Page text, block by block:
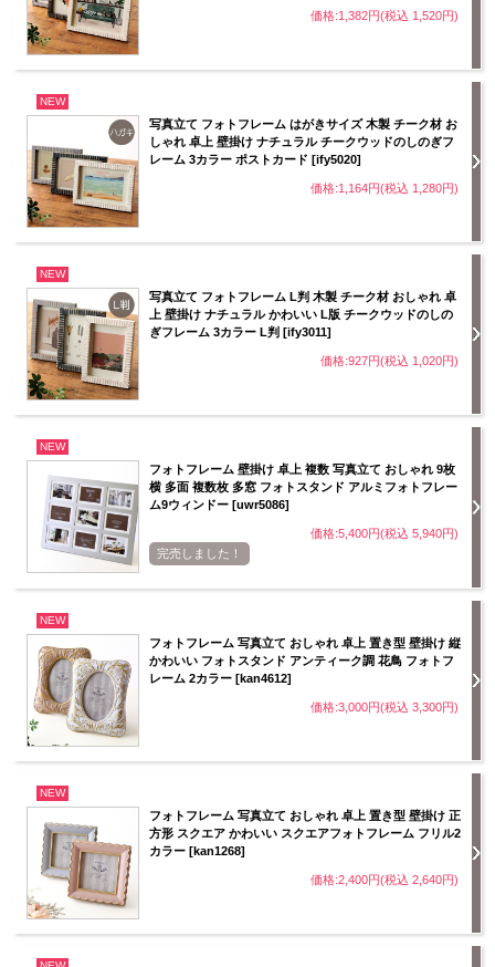
価格:1,382円(税込 1,520円)
NEW
写真立て フォトフレーム はがきサイズ 木製 チーク材 お
しゃれ 卓上 壁掛け ナチュラル チークウッドのしのぎフ
レーム 3カラー ポストカード [ify5020]
価格:1,164円(税込 1,280円)
NEW
写真立て フォトフレーム L判 木製 チーク材 おしゃれ 卓
上 壁掛け ナチュラル かわいい L版 チークウッドのしの
ぎフレーム 3カラー L判 [ify3011]
価格:927円(税込 1,020円)
NEW
フォトフレーム 壁掛け 卓上 複数 写真立て おしゃれ 9枚
横 多面 複数枚 多窓 フォトスタンド アルミフォトフレー
ム9ウィンドー [uwr5086]
価格:5,400円(税込 5,940円)
完売しました！
NEW
フォトフレーム 写真立て おしゃれ 卓上 置き型 壁掛け 縦
かわいい フォトスタンド アンティーク調 花鳥 フォトフ
レーム 2カラー [kan4612]
価格:3,000円(税込 3,300円)
NEW
フォトフレーム 写真立て おしゃれ 卓上 置き型 壁掛け 正
方形 スクエア かわいい スクエアフォトフレーム フリル2
カラー [kan1268]
価格:2,400円(税込 2,640円)